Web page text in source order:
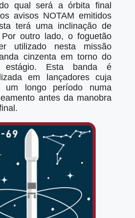
qual será a órbita final
avisos NOTAM emitidos
terá uma inclinação de
outro lado, o foguetão
utilizado nesta missão
cinzenta em torno do
estágio. Esta banda é
em lançadores cuja
um longo período numa
antes da manobra